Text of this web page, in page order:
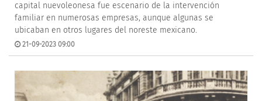
capital nuevoleonesa fue escenario de la intervención
familiar en numerosas empresas, aunque algunas se
ubicaban en otros lugares del noreste mexicano.
21-09-2023 09:00